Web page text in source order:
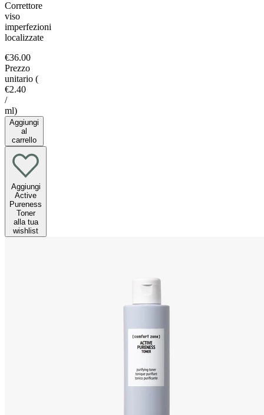
Correttore
viso
imperfezioni
localizzate
€36.00
Prezzo
unitario (
€2.40
/
ml)
Aggiungi
al
carrello
Aggiungi
Active
Pureness
Toner
alla tua
wishlist